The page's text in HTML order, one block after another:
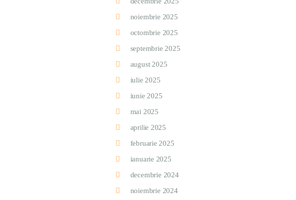
noiembrie 2025
octombrie 2025
septembrie 2025
august 2025
iulie 2025
iunie 2025
mai 2025
aprilie 2025
februarie 2025
ianuarie 2025
decembrie 2024
noiembrie 2024